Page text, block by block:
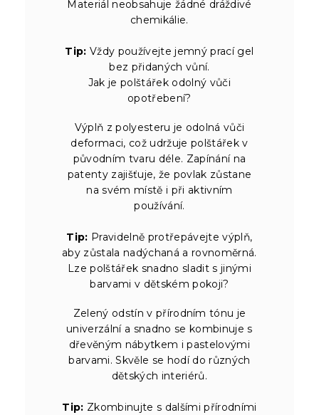
Materiál neobsahuje žádné dráždivé
chemikálie.
Tip: Vždy používejte jemný prací gel
bez přidaných vůní.
Jak je polštářek odolný vůči
opotřebení?
Výplň z polyesteru je odolná vůči
deformaci, což udržuje polštářek v
původním tvaru déle. Zapínání na
patenty zajišťuje, že povlak zůstane
na svém místě i při aktivním
používání.
Tip: Pravidelně protřepávejte výplň,
aby zůstala nadýchaná a rovnoměrná.
Lze polštářek snadno sladit s jinými
barvami v dětském pokoji?
Zelený odstín v přírodním tónu je
univerzální a snadno se kombinuje s
dřevěným nábytkem i pastelovými
barvami. Skvěle se hodí do různých
dětských interiérů.
Tip: Zkombinujte s dalšími přírodními